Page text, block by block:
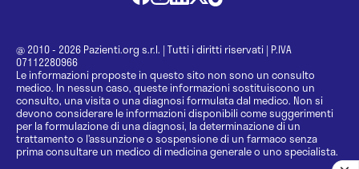
@ 2010 - 2026 Pazienti.org s.r.l. | Tutti i diritti riservati | P.IVA
07112280966
Le informazioni proposte in questo sito non sono un consulto
medico. In nessun caso, queste informazioni sostituiscono un
consulto, una visita o una diagnosi formulata dal medico. Non si
devono considerare le informazioni disponibili come suggerimenti
per la formulazione di una diagnosi, la determinazione di un
trattamento o l’assunzione o sospensione di un farmaco senza
prima consultare un medico di medicina generale o uno specialista.